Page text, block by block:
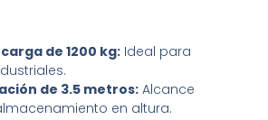
de 1200 kg: Ideal para
de 3.5 metros: Alcance
en altura.